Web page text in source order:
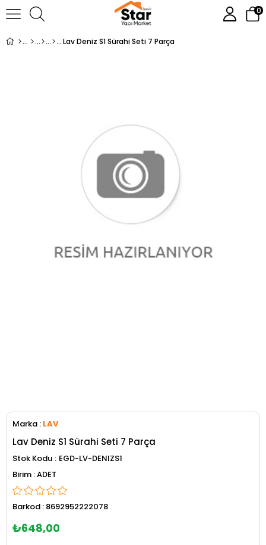
0
Lav Deniz S1 Sürahi Seti 7 Parça
Marka : LAV
Lav Deniz S1 Sürahi Seti 7 Parça
Stok Kodu
EGD-LV-DENIZS1
ADET
Barkod : 8692952222078
₺648,00